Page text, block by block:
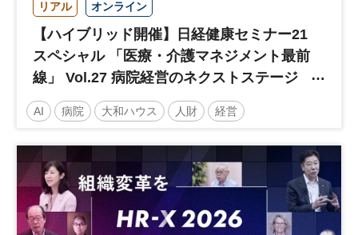
リアル オンライン
【ハイブリッド開催】日経健康セミナー21
スペシャル 「医療・介護マネジメント最前
線」 Vol.27 病院経営のネクストステージ
～診療報酬改定のその先 AI・DX・人財戦
略で描く持続可能な未来へ～
AI 病院 大和ハウス 人財 経営
医療・介護マネジメント 医療 人材 人材戦略
日経健康セミナー 病院経営 DX 診療報酬
参加無料 土日祝開催